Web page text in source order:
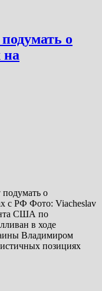
о
на
о
с РФ Фото: Viacheslav
США по
в ходе
Владимиром
позициях